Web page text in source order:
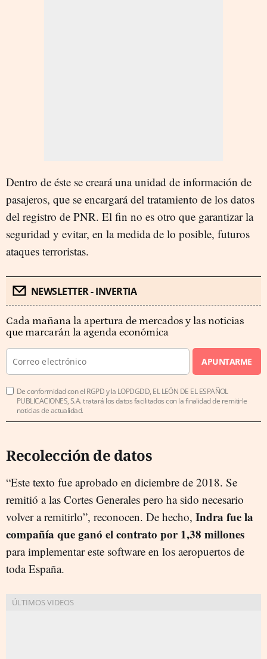
Dentro de éste se creará una unidad de información de
pasajeros, que se encargará del tratamiento de los datos
del registro de PNR. El fin no es otro que garantizar la
seguridad y evitar, en la medida de lo posible, futuros
ataques terroristas.
NEWSLETTER - INVERTIA
Cada mañana la apertura de mercados y las noticias
que marcarán la agenda económica
APUNTARME
De conformidad con el RGPD y la LOPDGDD, EL LEÓN DE EL ESPAÑOL
PUBLICACIONES, S.A. tratará los datos facilitados con la finalidad de remitirle
noticias de actualidad.
Recolección de datos
“Este texto fue aprobado en diciembre de 2018. Se
remitió a las Cortes Generales pero ha sido necesario
volver a remitirlo”, reconocen. De hecho, Indra fuela
compañía que ganó el contrato por 1,38 millones
para implementar este software en los aeropuertos de
toda España.